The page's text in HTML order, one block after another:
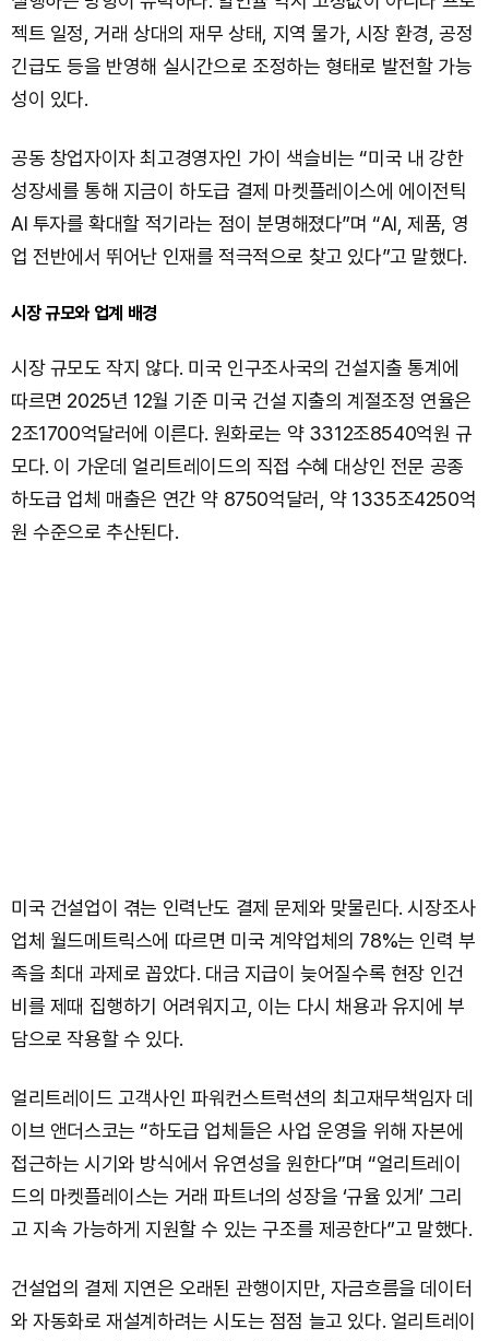
젝트 일정, 거래 상대의 재무 상태, 지역 물가, 시장 환경, 공정
긴급도 등을 반영해 실시간으로 조정하는 형태로 발전할 가능
성이 있다.
공동 창업자이자 최고경영자인 가이 색슬비는 “미국 내 강한
성장세를 통해 지금이 하도급 결제 마켓플레이스에 에이전틱
AI 투자를 확대할 적기라는 점이 분명해졌다”며 “AI, 제품, 영
업 전반에서 뛰어난 인재를 적극적으로 찾고 있다”고 말했다.
시장 규모와 업계 배경
시장 규모도 작지 않다. 미국 인구조사국의 건설지출 통계에
따르면 2025년 12월 기준 미국 건설 지출의 계절조정 연율은
2조1700억달러에 이른다. 원화로는 약 3312조8540억원 규
모다. 이 가운데 얼리트레이드의 직접 수혜 대상인 전문 공종
하도급 업체 매출은 연간 약 8750억달러, 약 1335조4250억
원 수준으로 추산된다.
미국 건설업이 겪는 인력난도 결제 문제와 맞물린다. 시장조사
업체 월드메트릭스에 따르면 미국 계약업체의 78%는 인력 부
족을 최대 과제로 꼽았다. 대금 지급이 늦어질수록 현장 인건
비를 제때 집행하기 어려워지고, 이는 다시 채용과 유지에 부
담으로 작용할 수 있다.
얼리트레이드 고객사인 파워컨스트럭션의 최고재무책임자 데
이브 앤더스코는 “하도급 업체들은 사업 운영을 위해 자본에
접근하는 시기와 방식에서 유연성을 원한다”며 “얼리트레이
드의 마켓플레이스는 거래 파트너의 성장을 ‘규율 있게’ 그리
고 지속 가능하게 지원할 수 있는 구조를 제공한다”고 말했다.
건설업의 결제 지연은 오래된 관행이지만, 자금흐름을 데이터
와 자동화로 재설계하려는 시도는 점점 늘고 있다. 얼리트레이